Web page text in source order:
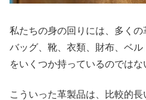
私たちの身の回りには、多くの
バッグ、靴、衣類、財布、ベ
をいくつか持っているのではな
こういった革製品は、比較的